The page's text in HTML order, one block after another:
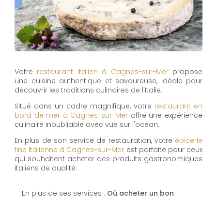
Votre restaurant italien à Cagnes-sur-Merpropose
une cuisine authentique et savoureuse, idéale pour
découvrir les traditions culinaires de l'Italie.
Situé dans un cadre magnifique, votre restaurant en
bord de mer à Cagnes-sur-Mer offre une expérience
culinaire inoubliable avec vue sur l'océan.
En plus de son service de restauration, votre épicerie
fine italienne à Cagnes-sur-Mer est parfaite pour ceux
qui souhaitent acheter des produits gastronomiques
italiens de qualité.
En plus de ses services : Où acheter un bon